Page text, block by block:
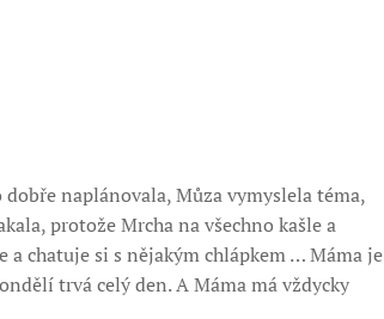
naplánovala, Můza vymyslela téma,
protože Mrcha na všechno kašle a
a chatuje si s nějakým chlápkem … Máma je
trvá celý den. A Máma má vždycky